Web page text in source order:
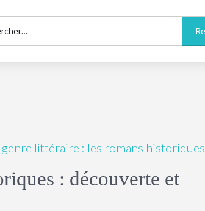
genre littéraire : les romans historiques
: découverte et